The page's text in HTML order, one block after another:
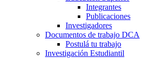
Integrantes
Publicaciones
Investigadores
Documentos de trabajo DCA
Postulá tu trabajo
Investigación Estudiantil